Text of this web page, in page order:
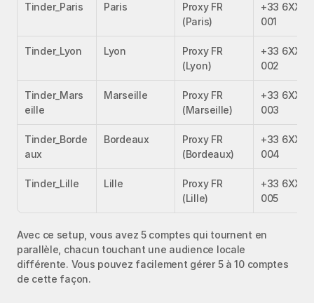
Tinder_Paris Paris
Proxy FR
(Paris)
+33 6XX
001
Tinder_Lyon Lyon
Proxy FR
(Lyon)
+33 6XX
002
Tinder_Mars
eille
Marseille
Proxy FR
(Marseille)
+33 6XX
003
Tinder_Borde
aux
Bordeaux
Proxy FR
(Bordeaux)
+33 6XX
004
Tinder_Lille Lille
Proxy FR
(Lille)
+33 6XX
005
Avec ce setup, vous avez 5 comptes qui tournent en
parallèle, chacun touchant une audience locale
différente. Vous pouvez facilement gérer 5 à 10 comptes
de cette façon.